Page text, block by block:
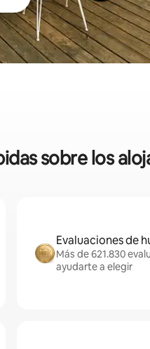
sobre los
Evaluaciones de
Más de 621.830
ayudarte a elegir